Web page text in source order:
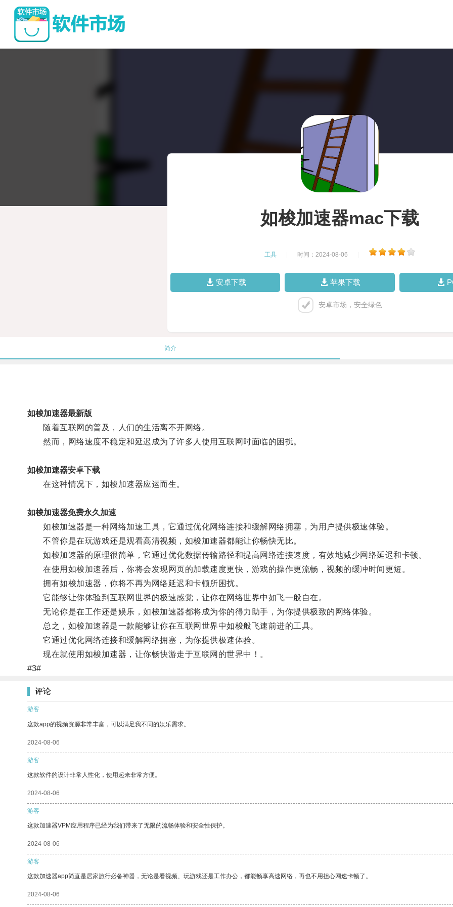
如梭加速器mac下载
工具 时间：2024-08-06
安卓下载 苹果下载
安卓市场，安全绿色
简介
如梭加速器最新版
随着互联网的普及，人们的生活离不开网络。
然而，网络速度不稳定和延迟成为了许多人使用互联网时面临的困扰。
如梭加速器安卓下载
在这种情况下，如梭加速器应运而生。
如梭加速器免费永久加速
如梭加速器是一种网络加速工具，它通过优化网络连接和缓解网络拥塞，为用户提供极速体验。
不管你是在玩游戏还是观看高清视频，如梭加速器都能让你畅快无比。
如梭加速器的原理很简单，它通过优化数据传输路径和提高网络连接速度，有效地减少网络延迟和卡顿。
在使用如梭加速器后，你将会发现网页的加载速度更快，游戏的操作更流畅，视频的缓冲时间更短。
拥有如梭加速器，你将不再为网络延迟和卡顿所困扰。
它能够让你体验到互联网世界的极速感觉，让你在网络世界中如飞一般自在。
无论你是在工作还是娱乐，如梭加速器都将成为你的得力助手，为你提供极致的网络体验。
总之，如梭加速器是一款能够让你在互联网世界中如梭般飞速前进的工具。
它通过优化网络连接和缓解网络拥塞，为你提供极速体验。
现在就使用如梭加速器，让你畅快游走于互联网的世界中！。
#3#
评论
游客
这款app的视频资源非常丰富，可以满足我不同的娱乐需求。
2024-08-06
游客
这款软件的设计非常人性化，使用起来非常方便。
2024-08-06
游客
这款加速器VPM应用程序已经为我们带来了无限的流畅体验和安全性保护。
2024-08-06
游客
这款加速器app简直是居家旅行必备神器，无论是看视频、玩游戏还是工作办公，都能畅享高速网络，再也不用担心网速卡顿了。
2024-08-06